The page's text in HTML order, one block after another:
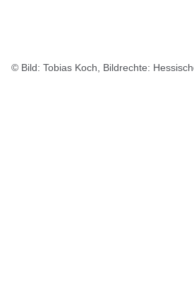
© Bild: Tobias Koch, Bildrechte: